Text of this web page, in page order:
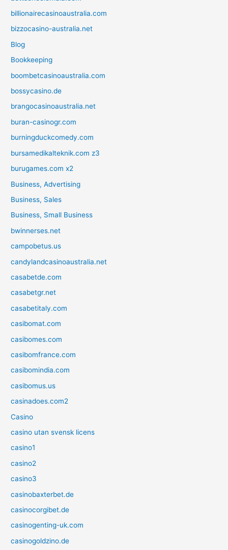
billionairecasinoaustralia.com
bizzocasino-australia.net
Blog
Bookkeeping
boombetcasinoaustralia.com
bossycasino.de
brangocasinoaustralia.net
buran-casinogr.com
burningduckcomedy.com
bursamedikalteknik.com z3
burugames.com x2
Business, Advertising
Business, Sales
Business, Small Business
bwinnerses.net
campobetus.us
candylandcasinoaustralia.net
casabetde.com
casabetgr.net
casabetitaly.com
casibomat.com
casibomes.com
casibomfrance.com
casibomindia.com
casibomus.us
casinadoes.com2
Casino
casino utan svensk licens
casino1
casino2
casino3
casinobaxterbet.de
casinocorgibet.de
casinogenting-uk.com
casinogoldzino.de